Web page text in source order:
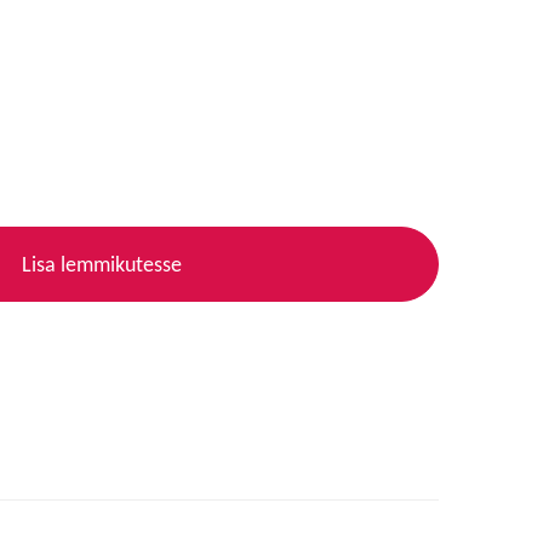
Lisa lemmikutesse